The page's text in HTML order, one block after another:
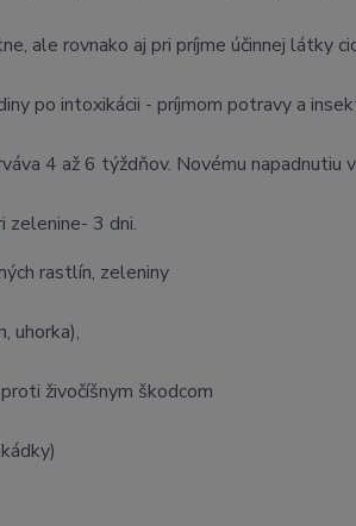
ale rovnako aj pri príjme účinnej látky
po intoxikácii - príjmom potravy a
4 až 6 týždňov. Novému napadnutiu
zelenine- 3 dni.
rastlín, zeleniny
uhorka),
živočíšnym škodcom